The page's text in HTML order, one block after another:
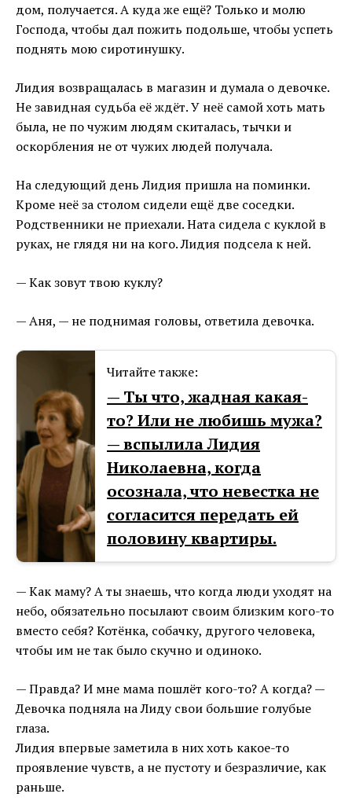
дом, получается. А куда же ещё? Только и молю
Господа, чтобы дал пожить подольше, чтобы успеть
поднять мою сиротинушку.
Лидия возвращалась в магазин и думала о девочке.
Не завидная судьба её ждёт. У неё самой хоть мать
была, не по чужим людям скиталась, тычки и
оскорбления не от чужих людей получала.
На следующий день Лидия пришла на поминки.
Кроме неё за столом сидели ещё две соседки.
Родственники не приехали. Ната сидела с куклой в
руках, не глядя ни на кого. Лидия подсела к ней.
— Как зовут твою куклу?
— Аня, — не поднимая головы, ответила девочка.
Читайте также:
— Ты что, жадная какая-
то? Или не любишь мужа?
— вспылила Лидия
Николаевна, когда
осознала, что невестка не
согласится передать ей
половину квартиры.
— Как маму? А ты знаешь, что когда люди уходят на
небо, обязательно посылают своим близким кого-то
вместо себя? Котёнка, собачку, другого человека,
чтобы им не так было скучно и одиноко.
— Правда? И мне мама пошлёт кого-то? А когда? —
Девочка подняла на Лиду свои большие голубые
глаза.
Лидия впервые заметила в них хоть какое-то
проявление чувств, а не пустоту и безразличие, как
раньше.